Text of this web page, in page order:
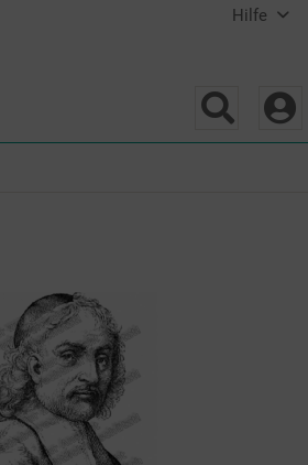
Hilfe